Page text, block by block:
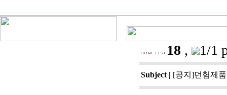
18 , 1/1
Subject | [공지]던험제